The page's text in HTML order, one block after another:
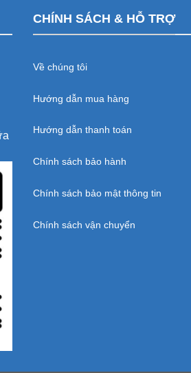
CHÍNH SÁCH & HỖ TRỢ
Về chúng tôi
Hướng dẫn mua hàng
Hướng dẫn thanh toán
Chính sách bảo hành
Chính sách bảo mật thông tin
Chính sách vận chuyển